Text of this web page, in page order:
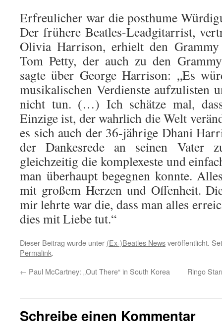
Erfreulicher war die posthume
Der frühere Beatles-Leadgitarrist,
Olivia Harrison, erhielt den
Tom Petty, der auch zu den
sagte über George Harrison: „Es
musikalischen Verdienste aufzulisten
nicht tun. (…) Ich schätze mal,
Einzige ist, der wahrlich die Welt
es sich auch der 36-jährige Dhani
der Dankesrede an seinen Vater
gleichzeitig die komplexeste und
man überhaupt begegnen konnte.
mit großem Herzen und Offenheit.
mir lehrte war die, dass man alles
dies mit Liebe tut.“
Dieser Beitrag wurde unter (Ex-)Beatles Newsveröffentlicht.
Permalink.
← Paul McCartney: „Out There“ in South Korea Ringo
Schreibe einen Kommentar